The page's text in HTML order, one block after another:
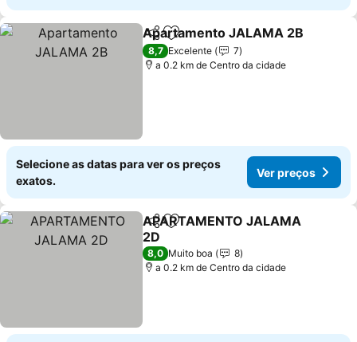
PartilharAdicionar aos favoritos
Apartamento JALAMA 2B
8,7 Excelente
7
a 0.2 km de Centro da cidade
Selecione as datas para ver os preços
exatos.
Ver preços
PartilharAdicionar aos favoritos
APARTAMENTO JALAMA
2D
8,0 Muito boa
8
a 0.2 km de Centro da cidade